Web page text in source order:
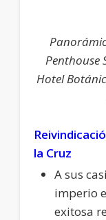
Penthouse
Hotel
la Cruz
A sus
imperio
exitosa